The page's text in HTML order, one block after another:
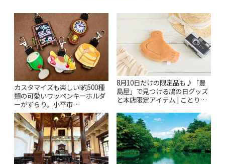
カスタマイズも楽しい!約500種
類の可愛いワッペンキーホルダ
ーがずらり。小平市
「Kimamaya T&K」 | ことりっ
ぷ
8月10日だけの限定品も♪「豊
島屋」で見つける鳩の日グッズ
と本店限定アイテム | ことりっ